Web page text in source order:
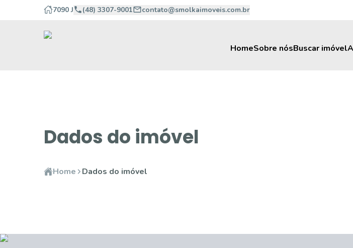
7090 J (48) 3307-9001 contato@smolkaimoveis.com.br
HomeSobre nósBuscar imóvel
Dados do imóvel
Home Dados do imóvel